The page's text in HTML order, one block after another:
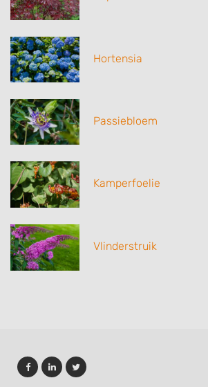
Hortensia
Passiebloem
Kamperfoelie
Vlinderstruik